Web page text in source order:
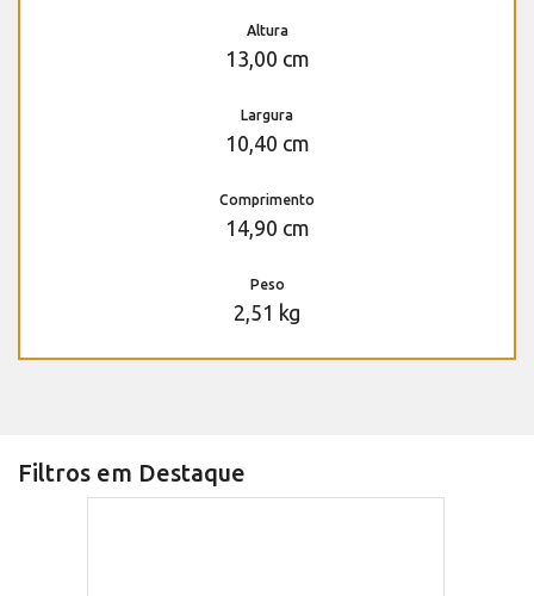
Altura
13,00 cm
Largura
10,40 cm
Comprimento
14,90 cm
Peso
2,51 kg
Filtros em Destaque